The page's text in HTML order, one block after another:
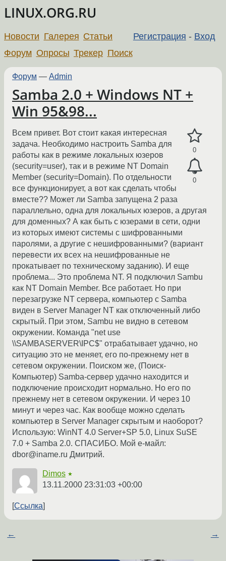
LINUX.ORG.RU
Регистрация - Вход
Новости Галерея Статьи
Форум Опросы Трекер Поиск
Форум — Admin
Samba 2.0 + Windows NT +
Win 95&98...
0
0
Всем привет. Вот стоит какая интересная
задача. Необходимо настроить Samba для
работы как в режиме локальных юзеров
(security=user), так и в режиме NT Domain
Member (security=Domain). По отдельности
все функционирует, а вот как сделать чтобы
вместе?? Может ли Samba запущена 2 раза
параллельно, одна для локальных юзеров, а другая
для доменных? А как быть с юзерами в сети, одни
из которых имеют системы с шифрованными
паролями, а другие с нешифрованными? (вариант
перевести их всех на нешифрованные не
прокатывает по техническому заданию). И еще
проблема... Это проблема NT. Я подключил Sambu
как NT Domain Member. Все работает. Но при
перезагрузке NT сервера, компьютер с Samba
виден в Server Manager NT как отключенный либо
скрытый. При этом, Sambu не видно в сетевом
окружении. Команда "net use
\\SAMBASERVER\IPC$" отрабатывает удачно, но
ситуацию это не меняет, его по-прежнему нет в
сетевом окружении. Поиском же, (Поиск-
Компьютер) Samba-сервер удачно находится и
подключение происходит нормально. Но его по
прежнему нет в сетевом окружении. И через 10
минут и через час. Как вообще можно сделать
компьютер в Server Manager скрытым и наоборот?
Использую: WinNT 4.0 Server+SP 5.0, Linux SuSE
7.0 + Samba 2.0. СПАСИБО. Мой е-майл:
dbor@iname.ru Дмитрий.
Dimos ★
13.11.2000 23:31:03 +00:00
Ссылка
← →